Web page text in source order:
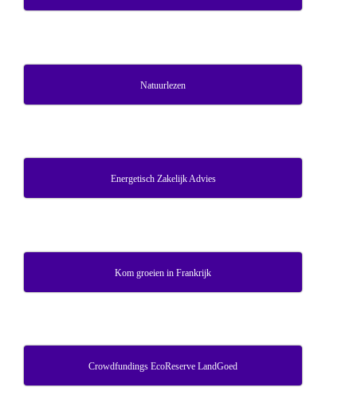
Natuurlezen
Energetisch Zakelijk Advies
Kom groeien in Frankrijk
Crowdfundings EcoReserve LandGoed